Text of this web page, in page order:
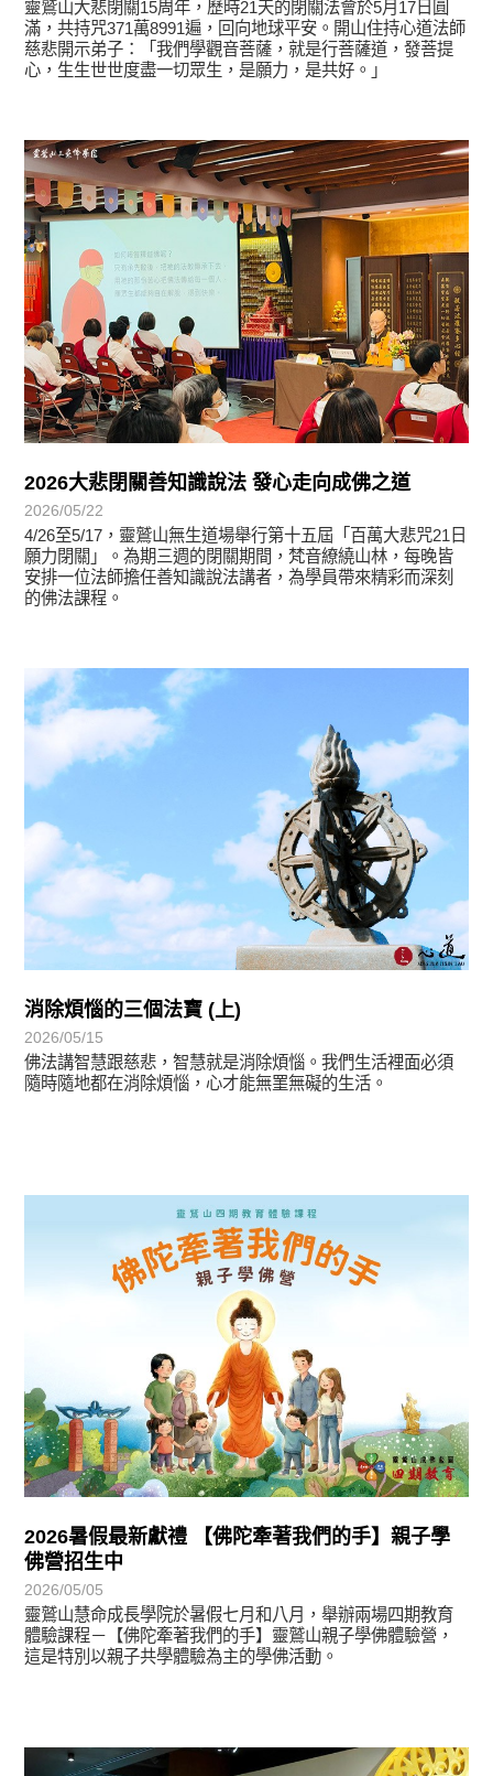
靈鷲山大悲閉關15周年，歷時21天的閉關法會於5月17日圓
滿，共持咒371萬8991遍，回向地球平安。開山住持心道法師
慈悲開示弟子：「我們學觀音菩薩，就是行菩薩道，發菩提
心，生生世世度盡一切眾生，是願力，是共好。」
2026大悲閉關善知識說法 發心走向成佛之道
2026/05/22
4/26至5/17，靈鷲山無生道場舉行第十五屆「百萬大悲咒21日
願力閉關」。為期三週的閉關期間，梵音繚繞山林，每晚皆
安排一位法師擔任善知識說法講者，為學員帶來精彩而深刻
的佛法課程。
學習分享
消除煩惱的三個法寶 (上)
2026/05/15
佛法講智慧跟慈悲，智慧就是消除煩惱。我們生活裡面必須
隨時隨地都在消除煩惱，心才能無罣無礙的生活。
2026暑假最新獻禮 【佛陀牽著我們的手】親子學
佛營招生中
2026/05/05
靈鷲山慧命成長學院於暑假七月和八月，舉辦兩場四期教育
體驗課程－【佛陀牽著我們的手】靈鷲山親子學佛體驗營，
這是特別以親子共學體驗為主的學佛活動。
學習分享